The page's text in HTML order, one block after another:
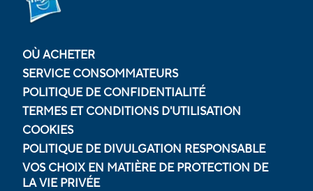
OÙ ACHETER
SERVICE CONSOMMATEURS
POLITIQUE DE CONFIDENTIALITÉ
TERMES ET CONDITIONS D'UTILISATION
COOKIES
POLITIQUE DE DIVULGATION RESPONSABLE
VOS CHOIX EN MATIÈRE DE PROTECTION DE
LA VIE PRIVÉE